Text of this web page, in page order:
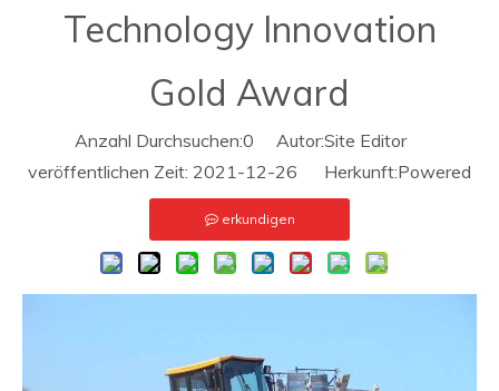
Technology Innovation
Gold Award
Anzahl Durchsuchen:0 Autor:Site Editor
veröffentlichen Zeit: 2021-12-26 Herkunft:Powered
erkundigen